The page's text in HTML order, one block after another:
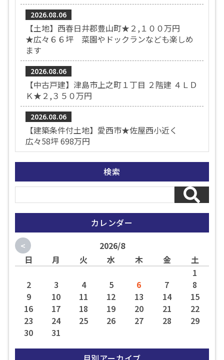
2026.08.06
【土地】西春日井郡豊山町★２,１００万円
★広々６６坪 菜園やドックランなども楽しめ
ます
2026.08.06
【中古戸建】津島市上之町１丁目 ２階建 ４ＬＤ
Ｋ★２,３５０万円
2026.08.06
【建築条件付土地】愛西市★佐屋西小近く
広々58坪 698万円
検索
カレンダー
<
2026/8
日
月 火 水 木 金
土
1
2
3 4 5 6 7
8
9
10 11 12 13 14
15
16
17 18 19 20 21
22
23
24 25 26 27 28
29
30
31